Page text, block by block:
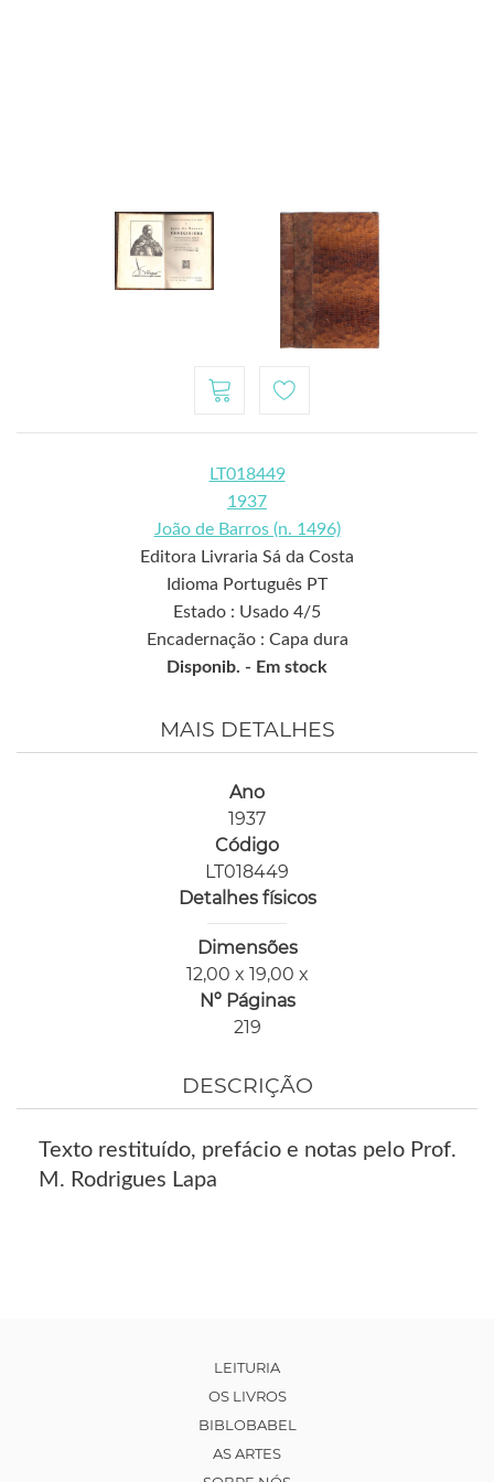
LT018449
1937
João de Barros (n. 1496)
Editora Livraria Sá da Costa
Idioma Português PT
Estado : Usado 4/5
Encadernação : Capa dura
Disponib. - Em stock
MAIS DETALHES
Ano
1937
Código
LT018449
Detalhes físicos
Dimensões
12,00 x 19,00 x
Nº Páginas
219
DESCRIÇÃO
Texto restituído, prefácio e notas pelo Prof.
M. Rodrigues Lapa
LEITURIA
OS LIVROS
BIBLOBABEL
AS ARTES